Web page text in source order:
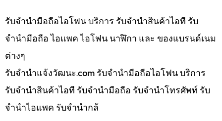
รับจำนำมือถือไอโฟน บริการ รับจำนำสินค้าไอที รับ
จำนำมือถือ ไอแพค ไอโฟน นาฬิกา และ ของแบรนด์เนม
ต่างๆ
รับจํานําแจ้งวัฒนะ.com รับจำนำมือถือไอโฟน บริการ
รับจำนำสินค้าไอที รับจำนำมือถือ รับจำนำโทรศัพท์ รับ
จำนำไอแพค รับจำนำกล้